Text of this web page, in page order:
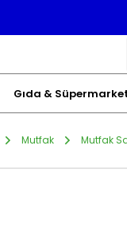
Gıda & Süpermarket
Mutfak Mutfak